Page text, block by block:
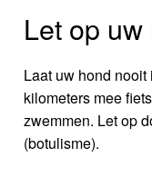
Let op
Laat uw hond
kilometers mee
zwemmen. Let op
(botulisme).